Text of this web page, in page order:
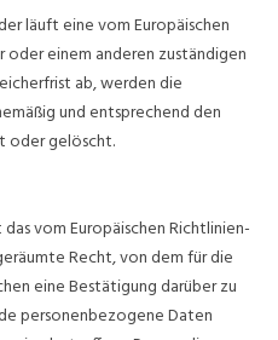
läuft eine vom Europäischen
einem anderen zuständigen
ab, werden die
und entsprechend den
oder gelöscht.
vom Europäischen Richtlinien-
Recht, von dem für die
eine Bestätigung darüber zu
personenbezogene Daten